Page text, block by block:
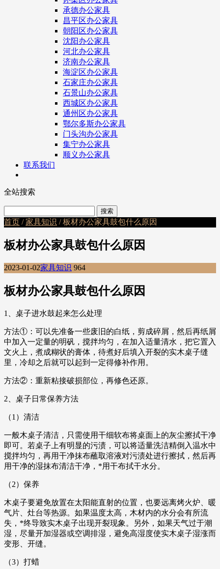
承德办公家具
昌平区办公家具
朝阳区办公家具
沈阳办公家具
河北办公家具
济南办公家具
海淀区办公家具
石家庄办公家具
石景山办公家具
西城区办公家具
通州区办公家具
鄂尔多斯办公家具
门头沟办公家具
集宁办公家具
顺义办公家具
联系我们
全站搜索
首页 /家具知识 / 板材办公家具鼓包什么原因
板材办公家具鼓包什么原因
2023-01-02家具知识 964
板材办公家具鼓包什么原因
1、桌子进水鼓起来怎么处理
方法①：可以先准备一些废旧的白纸，剪成碎屑，然后再纸屑
中加入一定量的明矾，搅拌均匀，在加入适量清水，把它置入
文火上，煮成糊状的膏体，待煮好后填入开裂的实木桌子缝
里，冷却之后就可以起到一定得修补作用。
方法②：重新粘接破损部位，再修色还原。
2、桌子日常保养方法
（1）清洁
一般木桌子清洁，只需使用干细软布将桌面上的灰尘擦拭干净
即可。若桌子上有明显的污渍，可以将适量洗洁精倒入温水中
搅拌均匀，再用干净抹布蘸取溶液对污渍处进行擦拭，然后再
用干净的湿抹布清洁干净，*用干布拭干水分。
（2）保养
木桌子要避免放置在太阳能直射的位置，也要远离烤火炉、暖
气片、灶台等热源。如果温度太高，木材内的水分会有所流
失，*终导致实木桌子出现开裂现象。另外，如果天气过于潮
湿，尽量开加湿器或空调排湿，避免高湿度使实木桌子湿涨而
变形、开缝。
（3）打蜡